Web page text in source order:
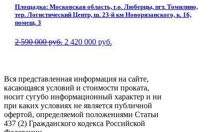
Площадка: Московская область, г.о. Люберцы, пгт. Томилино,
тер. Логистический Центр, ш. 23-й км Новорязанского, к. 16,
помещ. 3
2 590 000 руб. 2 420 000 руб.
Вся представленная информация на сайте,
касающаяся условий и стоимости проката,
носит сугубо информационный характер и ни
при каких условиях не является публичной
офертой, определяемой положениями Статьи
437 (2) Гражданского кодекса Российской